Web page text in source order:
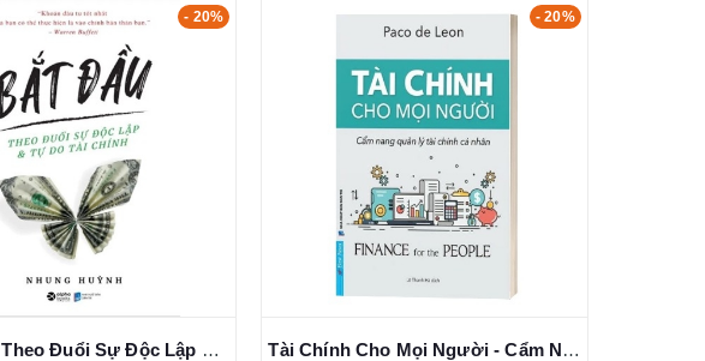
- 20%
Bắt Đầu - Theo Đuổi Sự Độc Lập Và Tự Do Về Tài Chính - Huỳnh Tuyết Nhung
- 20%
Tài Chính Cho Mọi Người - Cẩm Nang Quản Lý Tài Chính Cá Nhân - Paco de Leon